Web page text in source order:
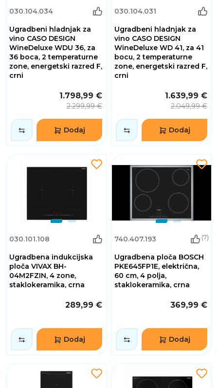
030.104.034
Ugradbeni hladnjak za
vino CASO DESIGN
WineDeluxe WDU 36, za
36 boca, 2 temperaturne
zone, energetski razred F,
crni
1.798,99 €
2.299,99 €
Dodaj
030.104.031
Ugradbeni hladnjak za
vino CASO DESIGN
WineDeluxe WD 41, za 41
bocu, 2 temperaturne
zone, energetski razred F,
crni
1.639,99 €
2.049,99 €
Dodaj
030.101.108
Ugradbena indukcijska
ploča VIVAX BH-
04M2FZIN, 4 zone,
staklokeramika, crna
289,99 €
Dodaj
740.407.193 (7)
Ugradbena ploča BOSCH
PKE645FP1E, električna,
60 cm, 4 polja,
staklokeramika, crna
369,99 €
Dodaj